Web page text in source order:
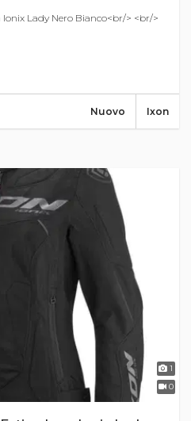
Lady Nero Bianco<br/> <br/>
Ixon
Nuovo
1
0